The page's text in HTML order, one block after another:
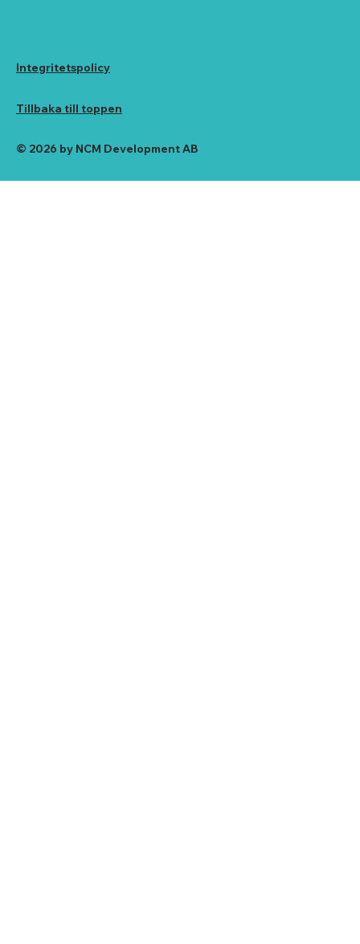
Integritetspolicy
© 2026 by NCM Development AB
Tillbaka till toppen